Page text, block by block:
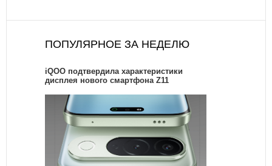
ПОПУЛЯРНОЕ ЗА НЕДЕЛЮ
iQOO подтвердила характеристики
дисплея нового смартфона Z11